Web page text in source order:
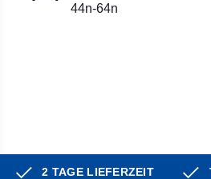
44n-64n
2 TAGE LIEFERZEIT